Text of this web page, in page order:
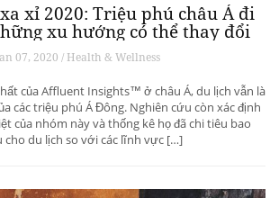
xỉ 2020: Triệu phú châu Á đi
xu hướng có thể thay đổi
du lịch thượng lưu
07, 2020 / Health & Wellness
của Affluent Insights™ ở châu Á, du lịch vẫn là
các triệu phú Á Đông. Nghiên cứu còn xác định
của nhóm này và thống kê họ đã chi tiêu bao
cho du lịch so với các lĩnh vực […]